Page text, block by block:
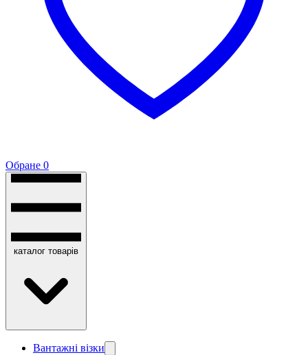
Обране 0
каталог товарів
Вантажні візки